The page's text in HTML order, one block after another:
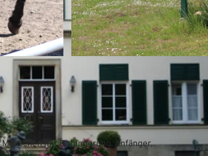
mit Behinderung, Anfänger,